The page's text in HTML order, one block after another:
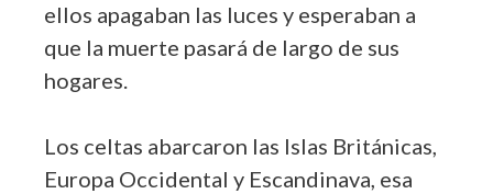
ellos apagaban las luces y esperaban a
que la muerte pasará de largo de sus
hogares.
Los celtas abarcaron las Islas Británicas,
Europa Occidental y Escandinava, esa